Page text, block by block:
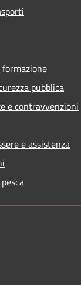
formazione
pubblica
e contravvenzioni
e assistenza